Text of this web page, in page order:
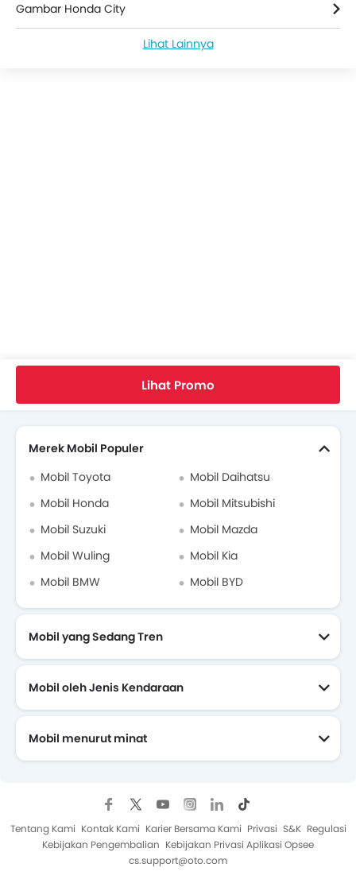
Gambar Honda City
Lihat Lainnya
Lihat Promo
Berapa Besaran Tenaga Honda City?
Cari Mobil Lain
Merek Mobil Populer
Mobil Toyota
Mobil Daihatsu
Mobil Honda
Mobil Mitsubishi
Mobil Suzuki
Mobil Mazda
Mobil Wuling
Mobil Kia
Mobil BMW
Mobil BYD
Mobil yang Sedang Tren
Mobil oleh Jenis Kendaraan
Mobil menurut minat
Tentang Kami Kontak Kami Karier Bersama Kami Privasi S&K Regulasi
Kebijakan Pengembalian Kebijakan Privasi Aplikasi Opsee
cs.support@oto.com